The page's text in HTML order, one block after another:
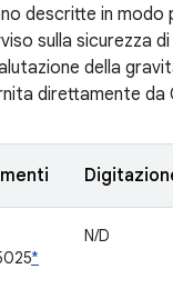
descritte in modo
sulla sicurezza
della
direttamente da
*
N/D